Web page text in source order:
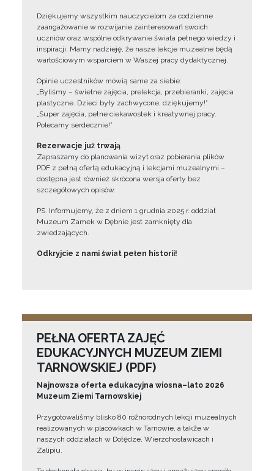
Dziękujemy wszystkim nauczycielom za codzienne
zaangażowanie w rozwijanie zainteresowań swoich
uczniów oraz wspólne odkrywanie świata pełnego wiedzy i
inspiracji. Mamy nadzieję, że nasze lekcje muzealne będą
wartościowym wsparciem w Waszej pracy dydaktycznej.
Opinie uczestników mówią same za siebie:
„Byliśmy – świetne zajęcia, prelekcja, przebieranki, zajęcia
plastyczne. Dzieci były zachwycone, dziękujemy!”
„Super zajęcia, pełne ciekawostek i kreatywnej pracy.
Polecamy serdecznie!”
Rezerwacje już trwają
Zapraszamy do planowania wizyt oraz pobierania plików
PDF z pełną ofertą edukacyjną i lekcjami muzealnymi –
dostępna jest również skrócona wersja oferty bez
szczegółowych opisów.
PS. Informujemy, że z dniem 1 grudnia 2025 r. oddział
Muzeum Zamek w Dębnie jest zamknięty dla
zwiedzających.
Odkryjcie z nami świat pełen historii!
PEŁNA OFERTA ZAJĘĆ
EDUKACYJNYCH MUZEUM ZIEMI
TARNOWSKIEJ (PDF)
Najnowsza oferta edukacyjna wiosna–lato 2026
Muzeum Ziemi Tarnowskiej
Przygotowaliśmy blisko 80 różnorodnych lekcji muzealnych
realizowanych w placówkach w Tarnowie, a także w
naszych oddziałach w Dołędze, Wierzchosławicach i
Zalipiu.